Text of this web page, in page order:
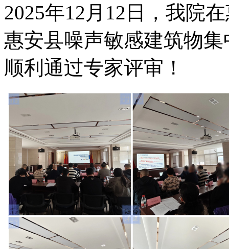
2025年12月12日，我院
惠安县噪声敏感建筑物
顺利通过专家评审！